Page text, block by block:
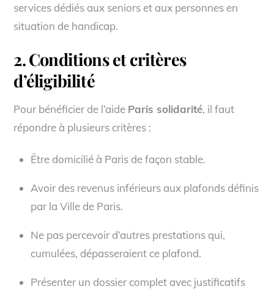
services dédiés aux seniors et aux personnes en
situation de handicap.
2. Conditions et critères
d’éligibilité
Pour bénéficier de l’aide Paris solidarité, il faut
répondre à plusieurs critères :
Être domicilié à Paris de façon stable.
Avoir des revenus inférieurs aux plafonds définis
par la Ville de Paris.
Ne pas percevoir d’autres prestations qui,
cumulées, dépasseraient ce plafond.
Présenter un dossier complet avec justificatifs